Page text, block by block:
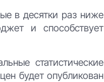
в десятки раз ниже
и способствует
статистические
будет опубликован